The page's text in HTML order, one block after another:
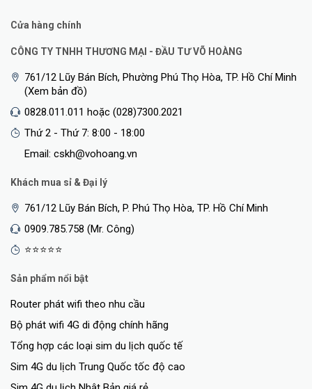
Cửa hàng chính
CÔNG TY TNHH THƯƠNG MẠI - ĐẦU TƯ VÕ HOÀNG
761/12 Lũy Bán Bích, Phường Phú Thọ Hòa, TP. Hồ Chí Minh
(Xem bản đồ)
0828.011.011 hoặc (028)7300.2021
Thứ 2 - Thứ 7: 8:00 - 18:00
Email: cskh@vohoang.vn
Khách mua sỉ & Đại lý
761/12 Lũy Bán Bích, P. Phú Thọ Hòa, TP. Hồ Chí Minh
0909.785.758 (Mr. Công)
⭐⭐⭐⭐⭐
Sản phẩm nổi bật
Router phát wifi theo nhu cầu
Bộ phát wifi 4G di động chính hãng
Tổng hợp các loại sim du lịch quốc tế
Sim 4G du lịch Trung Quốc tốc độ cao